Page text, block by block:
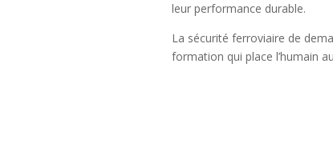
leur performance durable.
La sécurité ferroviaire de
formation qui place l’humain